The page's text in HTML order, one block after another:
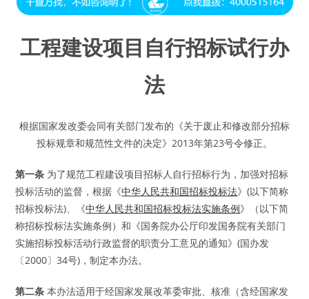
工程建设项目自行招标试行办
法
根据国家发改委会同有关部门发布的《关于废止和修改部分招标
投标规章和规范性文件的决定》2013年第23号令修正。
第一条 为了规范工程建设项目招标人自行招标行为，加强对招标
投标活动的监督，根据《中华人民共和国招标投标法》(以下简称
招标投标法)、《中华人民共和国招标投标法实施条例》（以下简
称招标投标法实施条例）和《国务院办公厅印发国务院有关部门
实施招标投标活动行政监督的职责分工意见的通知》(国办发
〔2000〕34号)，制定本办法。
第二条 本办法适用于经国家发展改革委审批、核准（含经国家发